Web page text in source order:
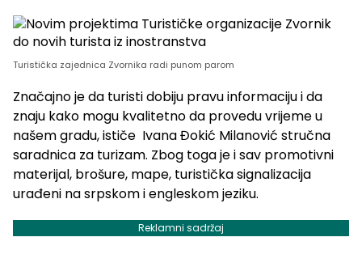
Turistička zajednica Zvornika radi punom parom
Značajno je da turisti dobiju pravu informaciju i da
znaju kako mogu kvalitetno da provedu vrijeme u
našem gradu, ističe Ivana Đokić Milanović stručna
saradnica za turizam. Zbog toga je i sav promotivni
materijal, brošure, mape, turistička signalizacija
urađeni na srpskom i engleskom jeziku.
Reklamni sadržaj